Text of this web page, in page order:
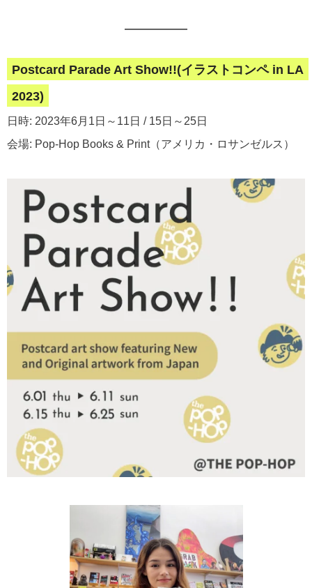
Postcard Parade Art Show!!(イラストコンペ in LA
2023)
日時: 2023年6月1日～11日 / 15日～25日
会場: Pop-Hop Books & Print（アメリカ・ロサンゼルス）